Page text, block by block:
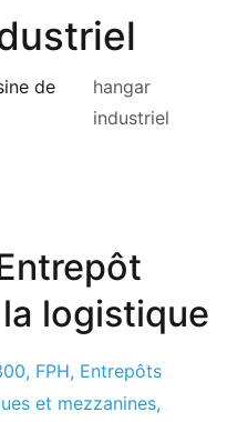
de
hangar
industriel
logistique
, FPH, Entrepôts
et mezzanines,